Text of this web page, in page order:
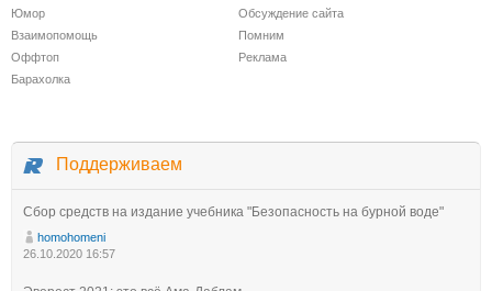
Юмор
Обсуждение сайта
Взаимопомощь
Помним
Оффтоп
Реклама
Барахолка
Поддерживаем
Сбор средств на издание учебника "Безопасность на бурной воде"
homohomeni
26.10.2020 16:57